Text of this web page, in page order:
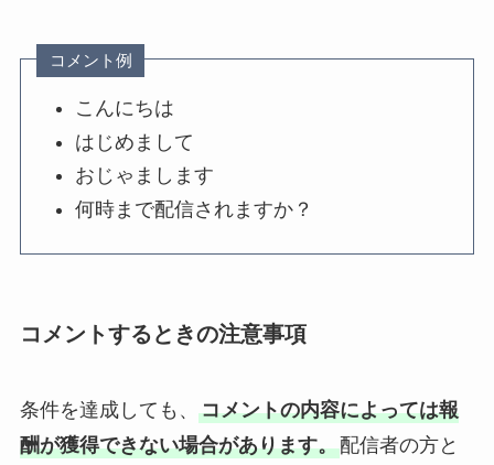
コメント例
こんにちは
はじめまして
おじゃまします
何時まで配信されますか？
コメントするときの注意事項
条件を達成しても、 コメントの内容によっては報
酬が獲得できない場合があります。配信者の方と